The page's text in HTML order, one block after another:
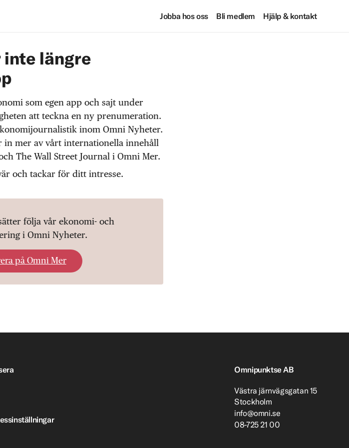
Jobba hos oss Bli medlem Hjälp & kontakt
inte längre
som egen app och sajt under
att teckna en ny prenumeration.
inom Omni Nyheter.
mer av vårt internationella innehåll
The Wall Street Journal i Omni Mer.
och tackar för ditt intresse.
följa vår ekonomi- och
i Omni Nyheter.
på Omni Mer
Omnipunktse AB
Västra järnvägsgatan 15
Stockholm
info@omni.se
08-725 21 00